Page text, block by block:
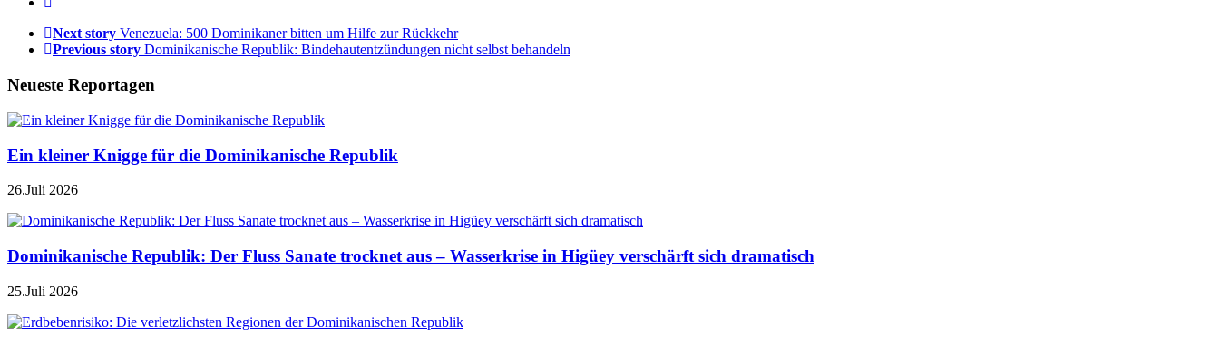
Next story Venezuela: 500 Dominikaner bitten um Hilfe zur Rückkehr
Previous story Dominikanische Republik: Bindehautentzündungen nicht selbst behandeln
Neueste Reportagen
Ein kleiner Knigge für die Dominikanische Republik
26.Juli 2026
Dominikanische Republik: Der Fluss Sanate trocknet aus – Wasserkrise in Higüey verschärft sich dramatisch
25.Juli 2026